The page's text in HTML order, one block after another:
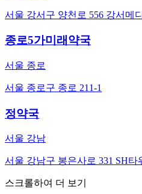
서울 강서구 양천로 556 강서메
종로5가미래약국
서울 종로
서울 종로구 종로 211-1
정약국
서울 강남
서울 강남구 봉은사로 331 SH타
스크롤하여 더 보기